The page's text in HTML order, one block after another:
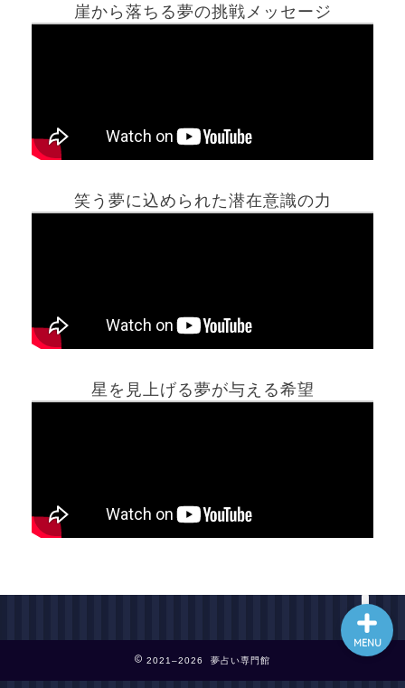
崖から落ちる夢の挑戦メッセージ
笑う夢に込められた潜在意識の力
星を見上げる夢が与える希望
2021–2026 夢占い専門館
MENU
ホーム
最新記事動画